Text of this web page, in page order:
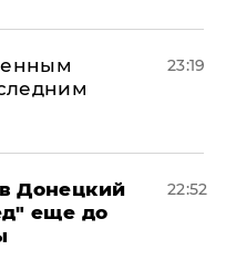
23:19
Донецкий
еще до
22:52